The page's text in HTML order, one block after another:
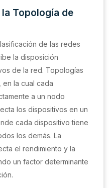
Topología de
de las redes
la disposición
de la red. Topologías
, en la cual cada
a un nodo
los dispositivos en un
cada dispositivo tiene
los demás. La
el rendimiento y la
un factor determinante